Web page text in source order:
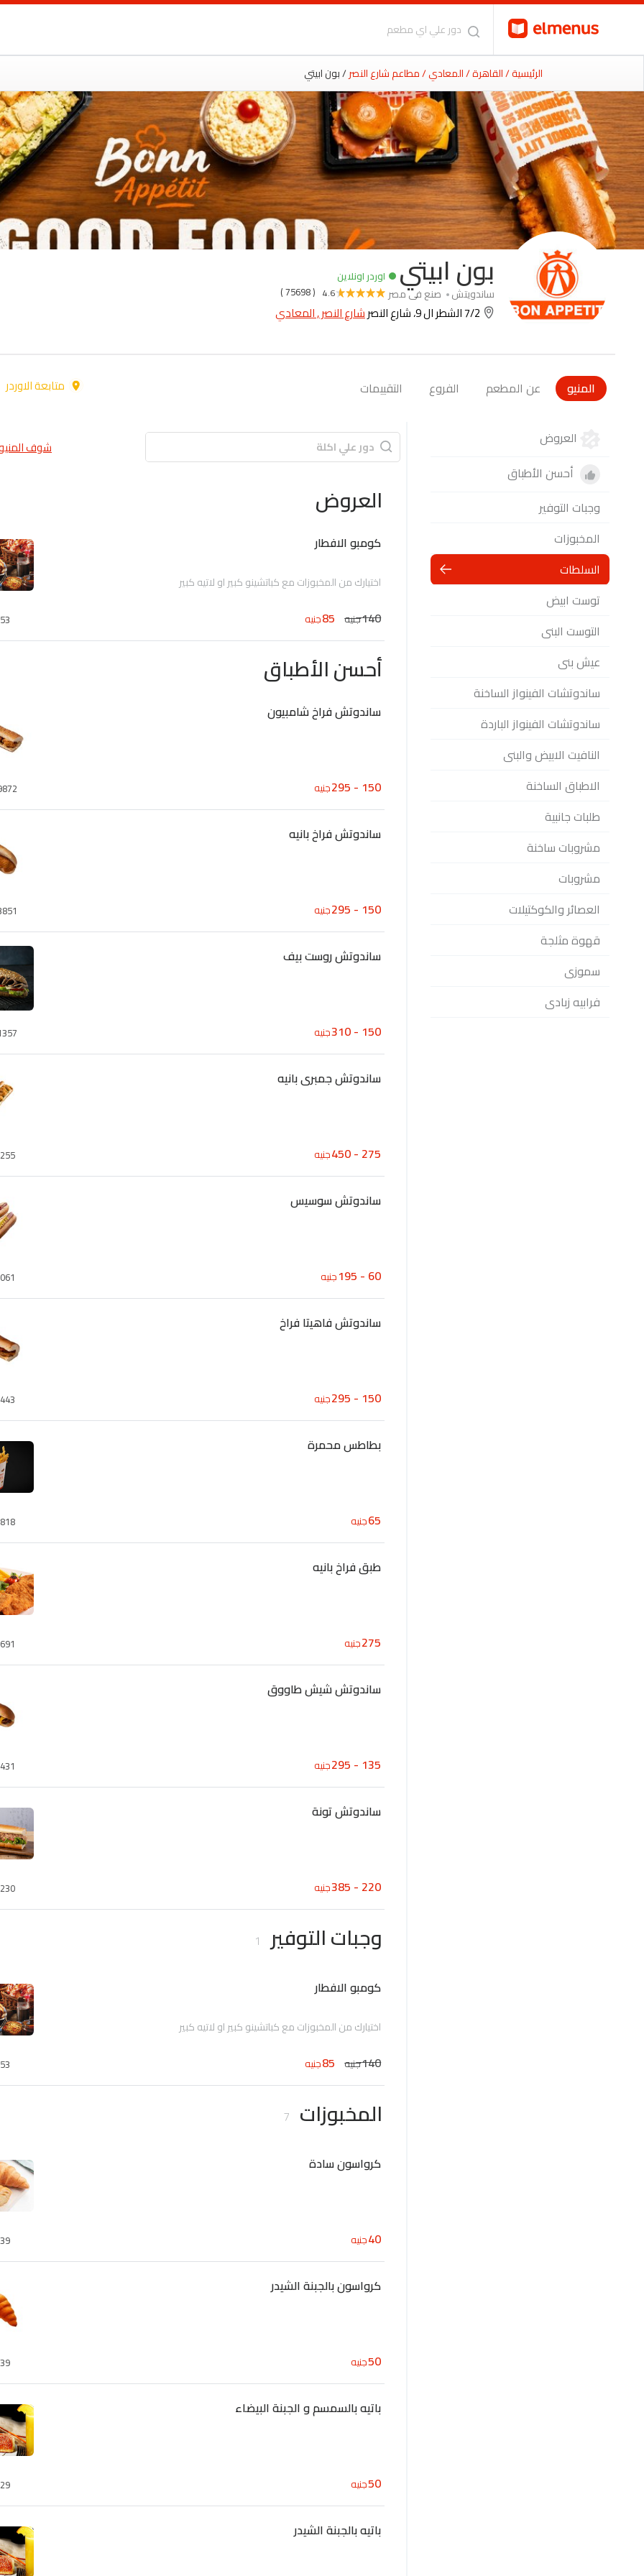
الرئيسية/ القاهرة/ المعادي/ مطاعم شارع النصر/ بون ابيتي
بون ابيتي اوردر اونلاين
4.6
( 75698 ) ساندويتش صنع فى مصر
7/2 الشطر ال 9، شارع النصر شارع النصر , المعادي
متابعة الاوردر المنيو عن المطعم الفروع التقييمات
العروض
أحسن الأطباق
وجبات التوفير
المخبوزات
السلطات
توست ابيض
التوست البنى
عيش بنى
ساندوتشات الفينواز الساخنة
ساندوتشات الفينواز الباردة
النافيت الابيض والبنى
الاطباق الساخنة
طلبات جانبية
مشروبات ساخنة
مشروبات
العصائر والكوكتيلات
قهوة مثلجة
سموزى
فرابيه زبادى
شوف
العروض
كومبو الافطار
اختيارك من المخبوزات مع كباتشينو كبير او لاتيه كبير
140جنيه 85جنيه 53
أحسن الأطباق
ساندوتش فراخ شامبيون
150 - 295 جنيه
ساندوتش فراخ بانيه
150 - 295 جنيه
ساندوتش روست بيف
150 - 310 جنيه
ساندوتش جمبرى بانيه
275 - 450 جنيه
ساندوتش سوسيس
60 - 195 جنيه
ساندوتش فاهيتا فراخ
150 - 295 جنيه
بطاطس محمرة
65جنيه
طبق فراخ بانيه
275جنيه
ساندوتش شيش طاووق
135 - 295 جنيه
ساندوتش تونة
220 - 385 جنيه
وجبات التوفير 1
كومبو الافطار
اختيارك من المخبوزات مع كباتشينو كبير او لاتيه كبير
140جنيه 85جنيه 53
المخبوزات 7
كرواسون سادة
40جنيه 39
كرواسون بالجبنة الشيدر
50جنيه 39
باتيه بالسمسم و الجبنة البيضاء
50جنيه 29
باتيه بالجبنة الشيدر